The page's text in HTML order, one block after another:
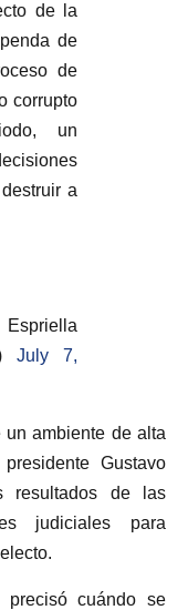
de la
de
de
corrupto
un
a
July 7,
ambiente de alta
Gustavo
resultados de las
judiciales para
cuándo se